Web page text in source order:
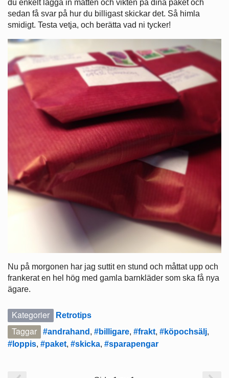
du enkelt lägga in måtten och vikten på dina paket och
sedan få svar på hur du billigast skickar det. Så himla
smidigt. Testa vetja, och berätta vad ni tycker!
Nu på morgonen har jag suttit en stund och måttat upp och
frankerat en hel hög med gamla barnkläder som ska få nya
ägare.
Kategorier Retrotips
Taggar #andrahand , #billigare, #frakt, #köpochsälj,
#loppis, #paket, #skicka, #sparapengar